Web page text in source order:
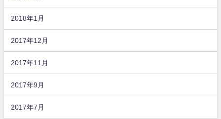
2018年1月
2017年12月
2017年11月
2017年9月
2017年7月